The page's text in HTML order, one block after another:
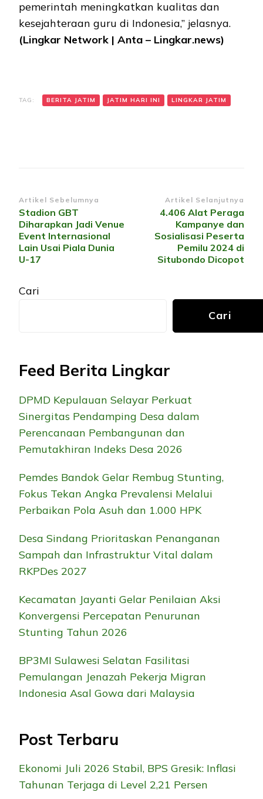
pemerintah meningkatkan kualitas dan
kesejahteraan guru di Indonesia,” jelasnya.
(Lingkar Network | Anta – Lingkar.news)
TAG: BERITA JATIM JATIM HARI INI LINGKAR JATIM
Navigasi
Artikel
Artikel Sebelumnya
Stadion GBT
Diharapkan Jadi Venue
Event Internasional
Lain Usai Piala Dunia
U-17
Artikel Selanjutnya
4.406 Alat Peraga
Kampanye dan
Sosialisasi Peserta
Pemilu 2024 di
Situbondo Dicopot
Cari
Cari
Feed Berita Lingkar
DPMD Kepulauan Selayar Perkuat
Sinergitas Pendamping Desa dalam
Perencanaan Pembangunan dan
Pemutakhiran Indeks Desa 2026
Pemdes Bandok Gelar Rembug Stunting,
Fokus Tekan Angka Prevalensi Melalui
Perbaikan Pola Asuh dan 1.000 HPK
Desa Sindang Prioritaskan Penanganan
Sampah dan Infrastruktur Vital dalam
RKPDes 2027
Kecamatan Jayanti Gelar Penilaian Aksi
Konvergensi Percepatan Penurunan
Stunting Tahun 2026
BP3MI Sulawesi Selatan Fasilitasi
Pemulangan Jenazah Pekerja Migran
Indonesia Asal Gowa dari Malaysia
Post Terbaru
Ekonomi Juli 2026 Stabil, BPS Gresik: Inflasi
Tahunan Terjaga di Level 2,21 Persen